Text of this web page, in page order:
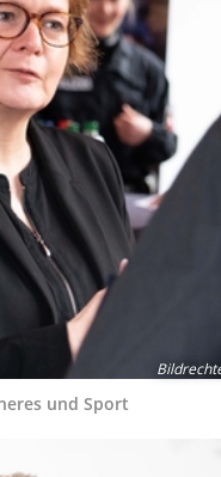
und Sport